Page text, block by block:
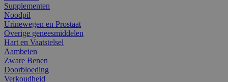
Supplementen
Noodpil
Urinewegen en Prostaat
Overige geneesmiddelen
Hart en Vaatstelsel
Aambeien
Zware Benen
Doorbloeding
Verkoudheid